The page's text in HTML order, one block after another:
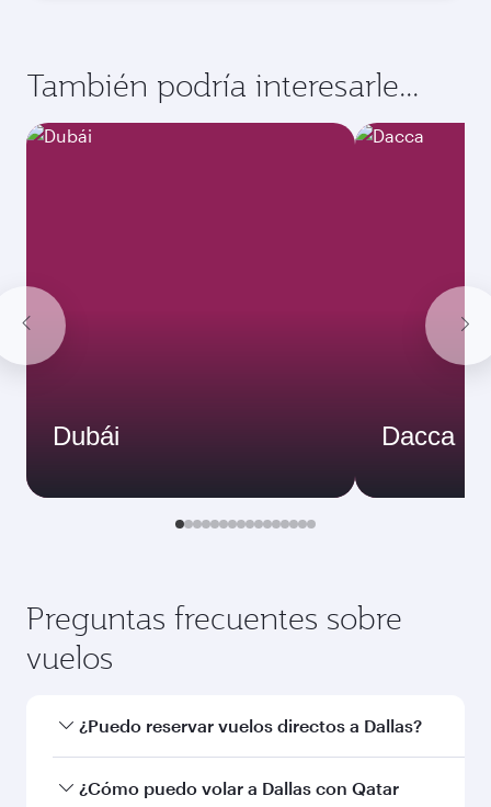
También podría interesarle...
Dubái Dacca
Preguntas frecuentes sobre
vuelos
¿Puedo reservar vuelos directos a Dallas?
Sí, Qatar Airways opera vuelos directos a Dallas.
¿Cómo puedo volar a Dallas con Qatar